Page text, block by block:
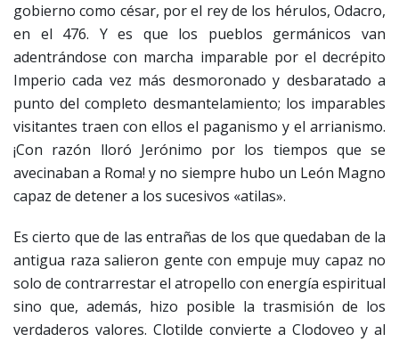
gobierno como césar, por el rey de los hérulos, Odacro,
en el 476. Y es que los pueblos germánicos van
adentrándose con marcha imparable por el decrépito
Imperio cada vez más desmoronado y desbaratado a
punto del completo desmantelamiento; los imparables
visitantes traen con ellos el paganismo y el arrianismo.
¡Con razón lloró Jerónimo por los tiempos que se
avecinaban a Roma! y no siempre hubo un León Magno
capaz de detener a los sucesivos «atilas».
Es cierto que de las entrañas de los que quedaban de la
antigua raza salieron gente con empuje muy capaz no
solo de contrarrestar el atropello con energía espiritual
sino que, además, hizo posible la trasmisión de los
verdaderos valores. Clotilde convierte a Clodoveo y al